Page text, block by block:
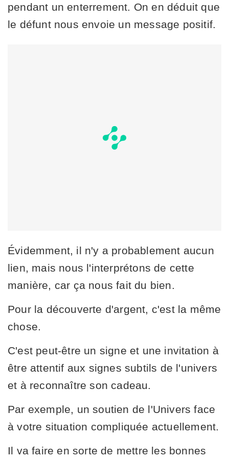
pendant un enterrement. On en déduit que
le défunt nous envoie un message positif.
Évidemment, il n'y a probablement aucun
lien, mais nous l'interprétons de cette
manière, car ça nous fait du bien.
Pour la découverte d'argent, c'est la même
chose.
C'est peut-être un signe et une invitation à
être attentif aux signes subtils de l'univers
et à reconnaître son cadeau.
Par exemple, un soutien de l'Univers face
à votre situation compliquée actuellement.
Il va faire en sorte de mettre les bonnes